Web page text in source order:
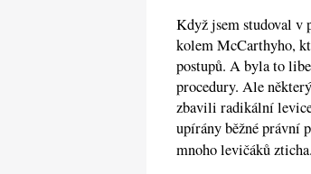
Když jsem studoval v
kolem McCarthyho,
postupů. A byla to
procedury. Ale
zbavili radikální
upírány běžné právní
mnoho levičáků zticha.